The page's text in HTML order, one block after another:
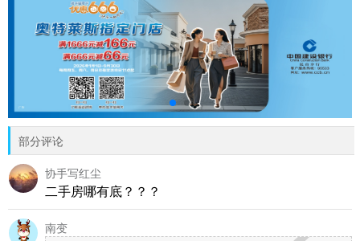
部分评论
协手写红尘
二手房哪有底？？？
南变